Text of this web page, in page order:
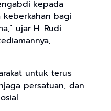
kepada
keberkahan bagi
ujar H. Rudi
untuk terus
persatuan, dan